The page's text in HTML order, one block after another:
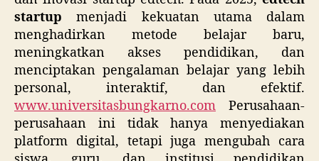
startup menjadi kekuatan utama dalam
menghadirkan metode belajar baru,
meningkatkan akses pendidikan, dan
menciptakan pengalaman belajar yang lebih
personal, interaktif, dan efektif.
www.universitasbungkarno.com Perusahaan-
perusahaan ini tidak hanya menyediakan
platform digital, tetapi juga mengubah cara